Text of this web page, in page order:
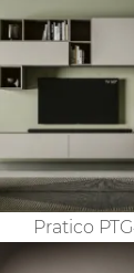
Pratico